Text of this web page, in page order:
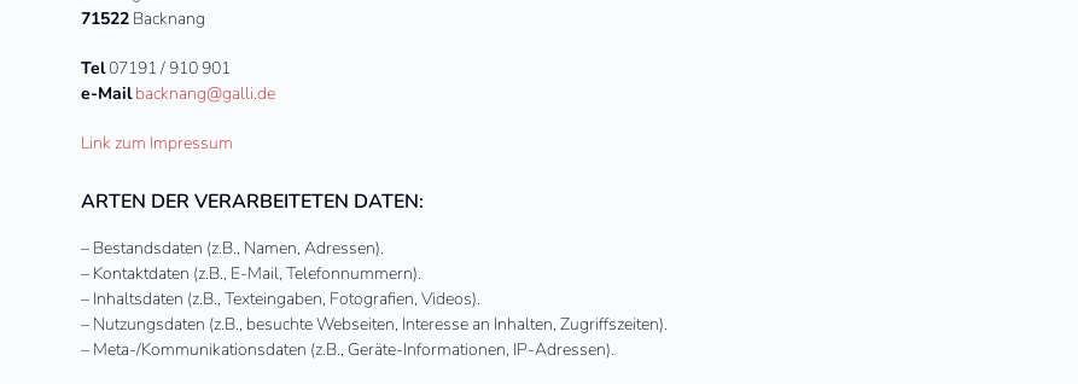
71522 Backnang
Tel07191 / 910 901
e-Mailbacknang@galli.de
Link zum Impressum
ARTEN DER VERARBEITETEN DATEN:
– Bestandsdaten (z.B., Namen, Adressen).
– Kontaktdaten (z.B., E-Mail, Telefonnummern).
– Inhaltsdaten (z.B., Texteingaben, Fotografien, Videos).
– Nutzungsdaten (z.B., besuchte Webseiten, Interesse an Inhalten, Zugriffszeiten).
– Meta-/Kommunikationsdaten (z.B., Geräte-Informationen, IP-Adressen).